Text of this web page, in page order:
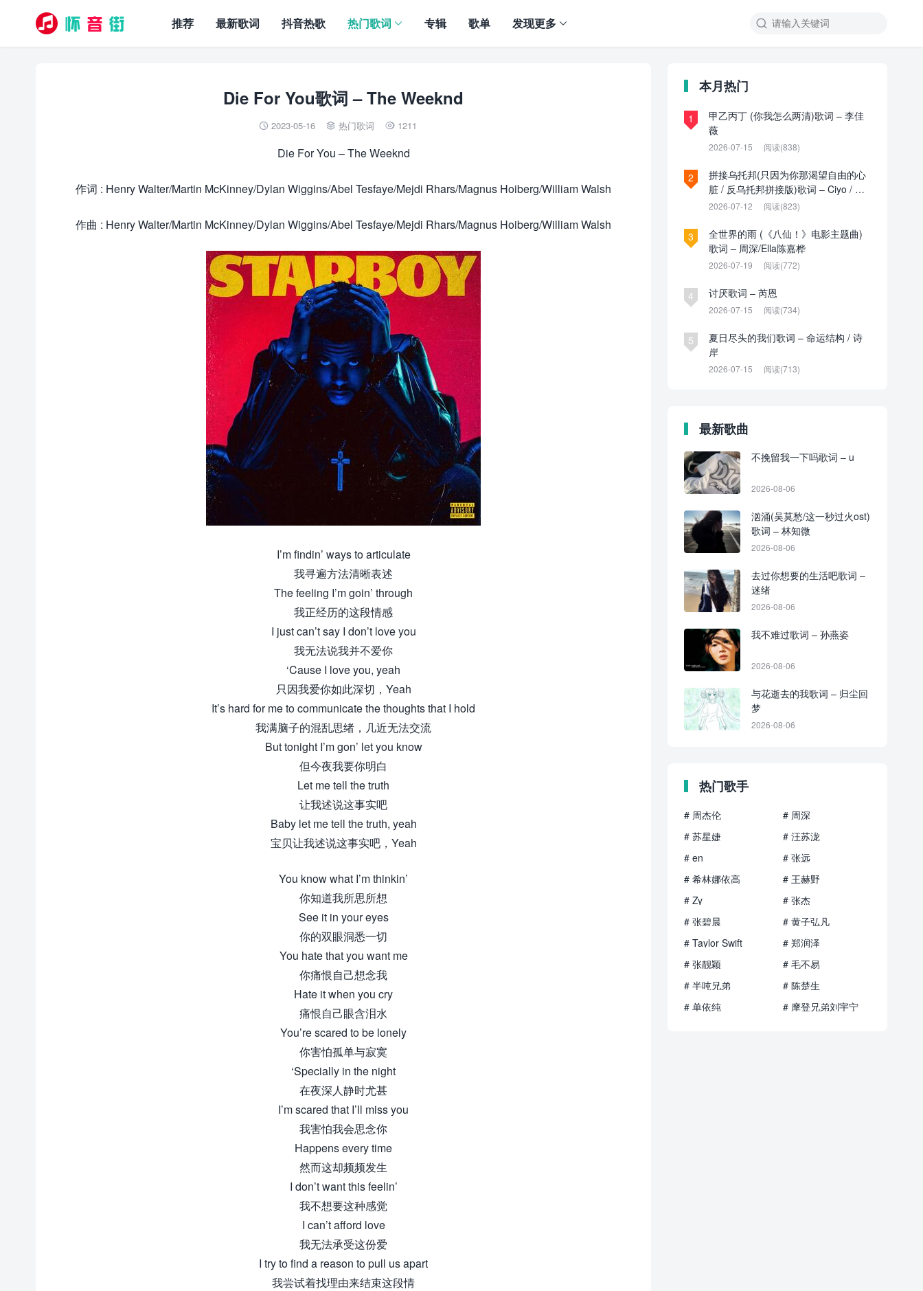

推荐 最新歌词 抖音热歌 热门歌词 专辑 歌单 发现更多
Die For You歌词 – The Weeknd
 2023-05-16  热门歌词  1211
Die For You – The Weeknd
作词 : Henry Walter/Martin McKinney/Dylan Wiggins/Abel Tesfaye/Mejdi Rhars/Magnus Hoiberg/William Walsh
作曲 : Henry Walter/Martin McKinney/Dylan Wiggins/Abel Tesfaye/Mejdi Rhars/Magnus Hoiberg/William Walsh
I’m findin’ ways to articulate
我寻遍方法清晰表述
The feeling I’m goin’ through
我正经历的这段情感
I just can’t say I don’t love you
我无法说我并不爱你
‘Cause I love you, yeah
只因我爱你如此深切，Yeah
It’s hard for me to communicate the thoughts that I hold
我满脑子的混乱思绪，几近无法交流
But tonight I’m gon’ let you know
但今夜我要你明白
Let me tell the truth
让我述说这事实吧
Baby let me tell the truth, yeah
宝贝让我述说这事实吧，Yeah
You know what I’m thinkin’
你知道我所思所想
See it in your eyes
你的双眼洞悉一切
You hate that you want me
你痛恨自己想念我
Hate it when you cry
痛恨自己眼含泪水
You’re scared to be lonely
你害怕孤单与寂寞
‘Specially in the night
在夜深人静时尤甚
I’m scared that I’ll miss you
我害怕我会思念你
Happens every time
然而这却频频发生
I don’t want this feelin’
我不想要这种感觉
I can’t afford love
我无法承受这份爱
I try to find a reason to pull us apart
我尝试着找理由来结束这段情
本月热门
1
甲乙丙丁 (你我怎么两清)歌词 – 李佳
薇
2026-07-15 阅读(838)
2
拼接乌托邦(只因为你那渴望自由的心
脏 / 反乌托邦拼接版)歌词 – Ciyo / 见
过夏天P / 乌托邦P
2026-07-12 阅读(823)
3
全世界的雨 (《八仙！》电影主题曲)
歌词 – 周深/Ella陈嘉桦
2026-07-19 阅读(772)
4 讨厌歌词 – 芮恩
2026-07-15 阅读(734)
5
夏日尽头的我们歌词 – 命运结构 / 诗
岸
2026-07-15 阅读(713)
最新歌曲
不挽留我一下吗歌词 – u
2026-08-06
汹涌(吴莫愁/这一秒过火ost)
歌词 – 林知微
2026-08-06
去过你想要的生活吧歌词 –
迷绪
2026-08-06
我不难过歌词 – 孙燕姿
2026-08-06
与花逝去的我歌词 – 归尘回
梦
2026-08-06
热门歌手
# 周杰伦
# 周深
# 苏星婕
# 汪苏泷
# en
# 张远
# 希林娜依高
# 王赫野
# Zy
# 张杰
# 张碧晨
# 黄子弘凡
# Taylor Swift
# 郑润泽
# 张靓颖
# 毛不易
# 半吨兄弟
# 陈楚生
# 单依纯
# 摩登兄弟刘宇宁